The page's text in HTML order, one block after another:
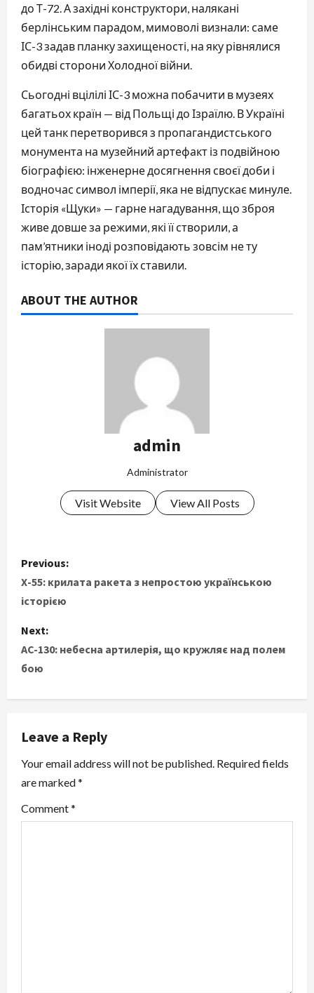
до Т-72. А західні конструктори, налякані
берлінським парадом, мимоволі визнали: саме
ІС-3 задав планку захищеності, на яку рівнялися
обидві сторони Холодної війни.
Сьогодні вцілілі ІС-3 можна побачити в музеях
багатьох країн — від Польщі до Ізраїлю. В Україні
цей танк перетворився з пропагандистського
монумента на музейний артефакт із подвійною
біографією: інженерне досягнення своєї доби і
водночас символ імперії, яка не відпускає минуле.
Історія «Щуки» — гарне нагадування, що зброя
живе довше за режими, які її створили, а
пам’ятники іноді розповідають зовсім не ту
історію, заради якої їх ставили.
ABOUT THE AUTHOR
admin
Administrator
Visit Website View All Posts
P
o
t
n
a
v
i
g
a
Previous:
Х-55: крилата ракета з непростою українською
історією
Next:
AC-130: небесна артилерія, що кружляє над полем
бою
Leave a Reply
Your email address will not be published. Required fields
are marked*
Comment*